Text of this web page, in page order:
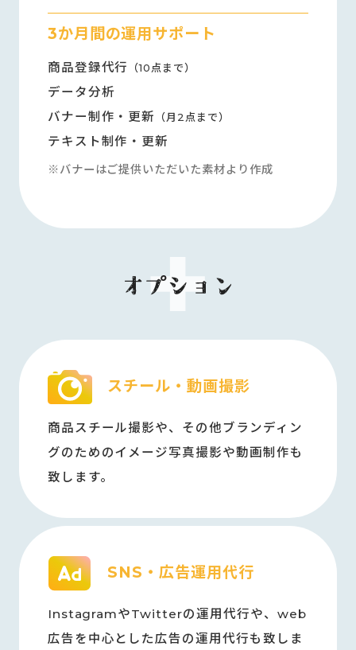
3か月間の運用サポート
商品登録代行 （10点まで）
データ分析
バナー制作・更新
（月2点まで）
テキスト制作・更新
※バナーはご提供いただいた素材より作成
スチール・動画撮影
商品スチール撮影や、その他ブランディン
グのためのイメージ写真撮影や動画制作も
致します。
SNS・広告運用代行
InstagramやTwitterの運用代行や、web
広告を中心とした広告の運用代行も致しま